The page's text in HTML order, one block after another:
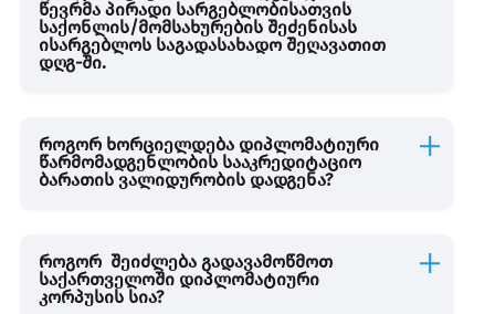
საგადასახადო ანგარიშ-ფაქტურა
წევრმა პირადი სარგებლობისათვის
საქონლის/მომსახურების შეძენისას
ისარგებლოს საგადასახადო შეღავათით
დღგ-ში.
როგორ ხორციელდება დიპლომატიური
წარმომადგენლობის სააკრედიტაციო
ბარათის ვალიდურობის დადგენა?
როგორ შეიძლება გადავამოწმოთ
საქართველოში დიპლომატიური
კორპუსის სია?